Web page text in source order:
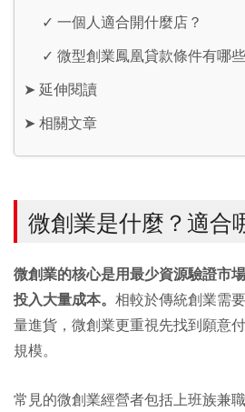
✓ 一個人適合開什麼店？
✓ 微型創業鳳凰貸款條件有哪
➤ 延伸閱讀
➤ 相關文章
微創業是什麼？適合
微創業的核心是用最少資源驗證市
投入大量成本。 相較於傳統創業需
量進貨，微創業更重視先找到願意
規模。
常見的微創業經營者包括上班族兼